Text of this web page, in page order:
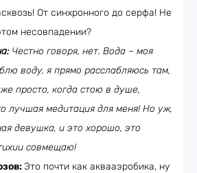
От синхронного до серфа! Не
несовпадении?
Честно говоря, нет. Вода – моя
воду, я прямо расслабляюсь там,
просто, когда стою в душе,
лучшая медитация для меня! Но уж,
девушка, и это хорошо, это
совмещаю!
Это почти как аквааэробика, ну